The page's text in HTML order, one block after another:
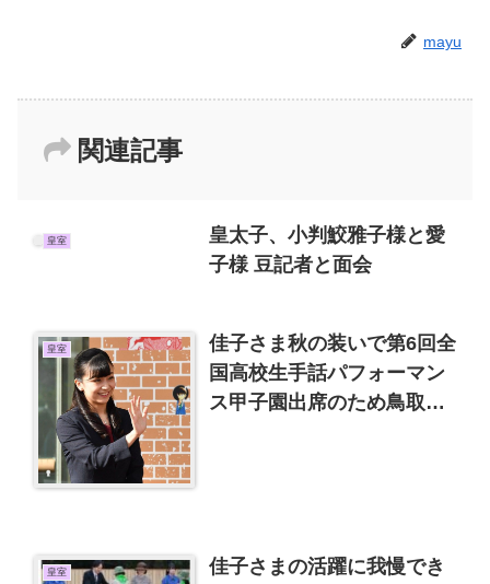
mayu
関連記事
皇室
皇太子、小判鮫雅子様と愛
子様 豆記者と面会
皇室
佳子さま秋の装いで第6回全
国高校生手話パフォーマン
ス甲子園出席のため鳥取市
皇室
佳子さまの活躍に我慢でき